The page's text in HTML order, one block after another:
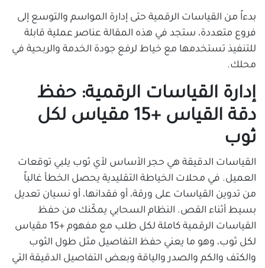
بدءاً من القياسات الرقمية حتى إدارة المواسم والتوسع إلى
فروع متعددة، ستجد في هذه المقالة عناصر عملية قابلة
للتنفيذ تستخدمها مع خياط لرفع جودة الخدمة والربحية في
محلك.
إدارة القياسات الرقمية: حفظ
دقة القياس +15 مقياس لكل
ثوب
القياسات الدقيقة هي حجر الأساس لأي ثوب يلبي توقعات
العميل. في محلات الخياطة التقليدية يحصل الخطأ غالباً
من تدوين القياسات على ورقة، أو فقدانها، أو نسيان تعديل
بسيط أثناء القص. النظام السحابي يمكّنك من حفظ
القياسات الرقمية كاملة لكل طلب مع مفهوم +15 مقياس
لكل ثوب، وهو ما يعني حفظ التفاصيل مثل طول الثوب
والكتف والكم والصدر والياقة وبعض التفاصيل الدقيقة التي